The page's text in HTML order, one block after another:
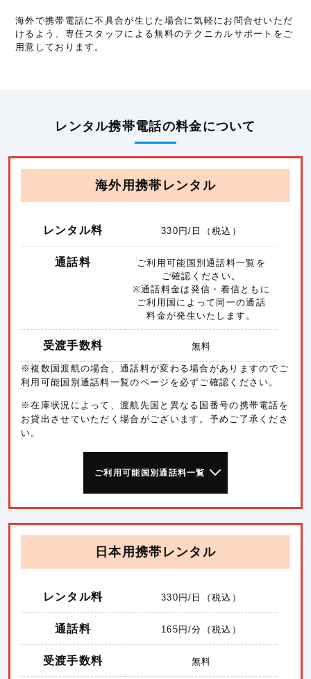
海外で携帯電話に不具合が生じた場合に気軽にお問合せいただ
けるよう、専任スタッフによる無料のテクニカルサポートをご
用意しております。
レンタル携帯電話の料金について
海外用携帯レンタル
レンタル料 330 円/日（税込）
通話料
ご利用可能国別通話料一覧を
ご確認ください。
※通話料金は発信・着信ともに
ご利用国によって同一の通話
料金が発生いたします。
受渡手数料 無料
※複数国渡航の場合、通話料が変わる場合がありますのでご
利用可能国別通話料一覧のページを必ずご確認ください。
※在庫状況によって、渡航先国と異なる国番号の携帯電話を
お貸出させていただく場合がございます。予めご了承くださ
い。
ご利用可能国別通話料一覧
日本用携帯レンタル
レンタル料 330 円/日（税込）
通話料 165 円/分（税込）
受渡手数料 無料